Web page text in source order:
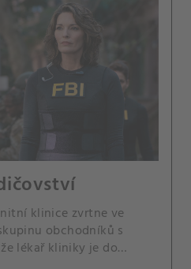
klinice zvrtne ve
obchodníků s
lékař kliniky je do